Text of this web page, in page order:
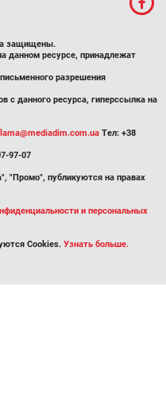
защищены.
данном ресурсе, принадлежат
разрешения
с данного ресурса, гиперссылка на
Тел: +38
97-07
"Промо", публикуются на правах
и персональных
Cookies. Узнать больше.